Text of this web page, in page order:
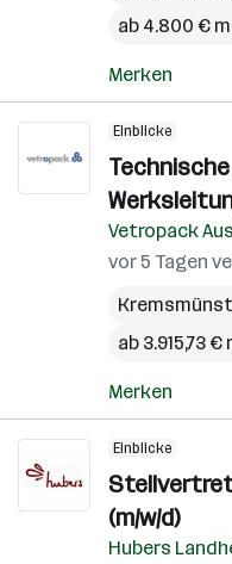
ab 4.800 €
Merken
Einblicke
Vetropack
vor 5 Tagen
ab 3.915,73
Merken
Einblicke
(m/w/d)
Hubers